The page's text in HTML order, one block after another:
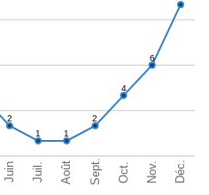
Juin Juil. Août Sept. Oct. Nov. Déc.
2
1
1
2
4
6